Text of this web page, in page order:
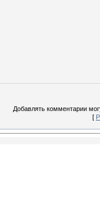
Добавлять комментарии
[